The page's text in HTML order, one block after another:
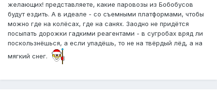
желающих! представляете, какие паровозы из Бобобусов
будут ездить. А в идеале - со съемными платформами, чтобы
можно где на колёсах, где на санях. Заодно не придётся
посыпать дорожки гадкими реагентами - в сугробах вряд ли
поскользнёшься, а если упадёшь, то не на твёрдый лёд, а на
мягкий снег.